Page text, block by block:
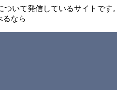
いて発信しているサイトです。